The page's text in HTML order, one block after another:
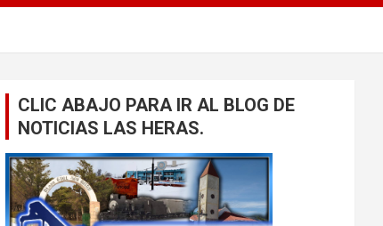
CLIC ABAJO PARA IR AL BLOG DE
NOTICIAS LAS HERAS.